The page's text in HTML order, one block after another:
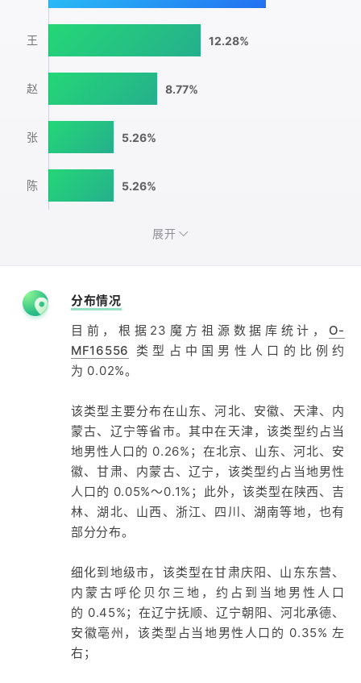
12.28%
王
8.77%
赵
5.26%
张
5.26%
陈
展开
分布情况
目前，根据23魔方祖源数据库统计， O-
MF16556
类型占中国男性人口的比例约
为 0.02%。
该类型主要分布在山东、河北、安徽、天津、内
蒙古、辽宁等省市。其中在天津，该类型约占当
地男性人口的 0.26%；在北京、山东、河北、安
徽、甘肃、内蒙古、辽宁，该类型约占当地男性
人口的 0.05%～0.1%；此外，该类型在陕西、吉
林、湖北、山西、浙江、四川、湖南等地，也有
部分分布。
细化到地级市，该类型在甘肃庆阳、山东东营、
内蒙古呼伦贝尔三地，约占到当地男性人口
的 0.45%；在辽宁抚顺、辽宁朝阳、河北承德、
安徽亳州，该类型占当地男性人口的 0.35% 左
右；